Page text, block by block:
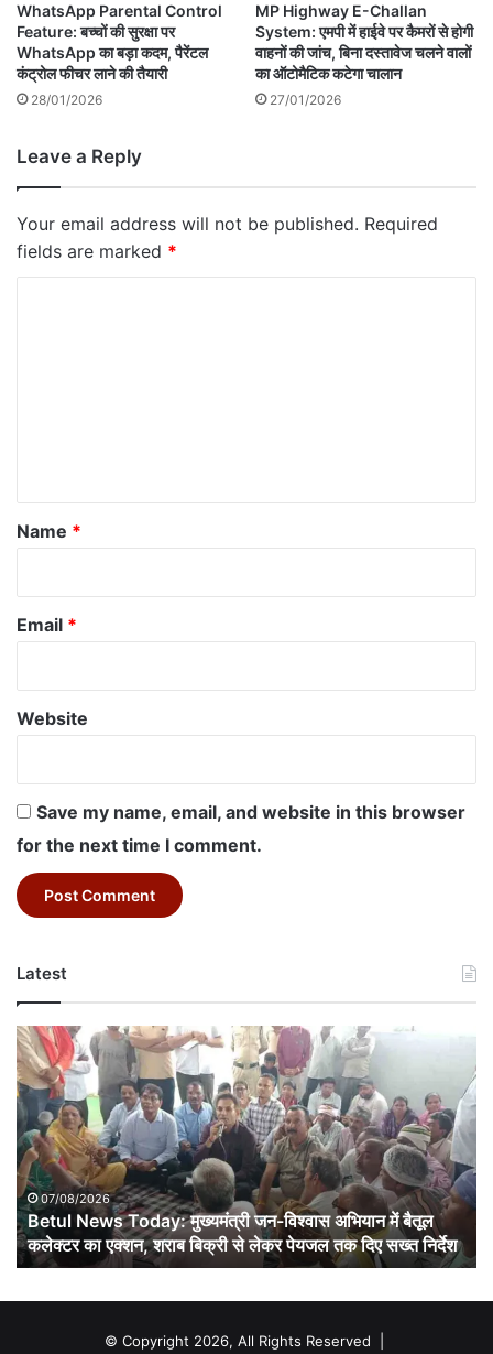
WhatsApp Parental Control
Feature: बच्चों की सुरक्षा पर
WhatsApp का बड़ा कदम, पैरेंटल
कंट्रोल फीचर लाने की तैयारी
28/01/2026
MP Highway E-Challan
System: एमपी में हाईवे पर कैमरों से होगी
वाहनों की जांच, बिना दस्तावेज चलने वालों
का ऑटोमैटिक कटेगा चालान
27/01/2026
Leave a Reply
Your email address will not be published. Required
fields are marked *
*
Name *
Email *
Website
Save my name, email, and website in this browser
for the next time I comment.
Latest
Betul
News
Today:
मुख्यमंत्री
जन-
विश्वास
अभियान
में
बैतूल
कलेक्टर
का
07/08/2026
Betul News Today: मुख्यमंत्री जन-विश्वास अभियान में बैतूल
कलेक्टर का एक्शन, शराब बिक्री से लेकर पेयजल तक दिए सख्त निर्देश
© Copyright 2026, All Rights Reserved |